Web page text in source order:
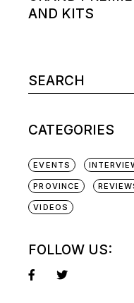
AND KITS
CATEGORIES
EVENTS
PROVINCE
VIDEOS
FOLLOW US: